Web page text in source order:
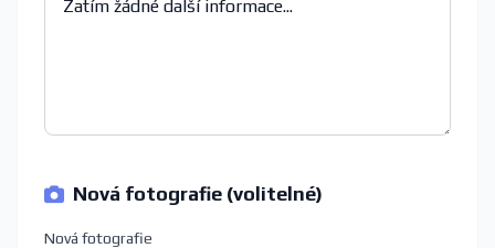
Nová fotografie (volitelné)
Nová fotografie